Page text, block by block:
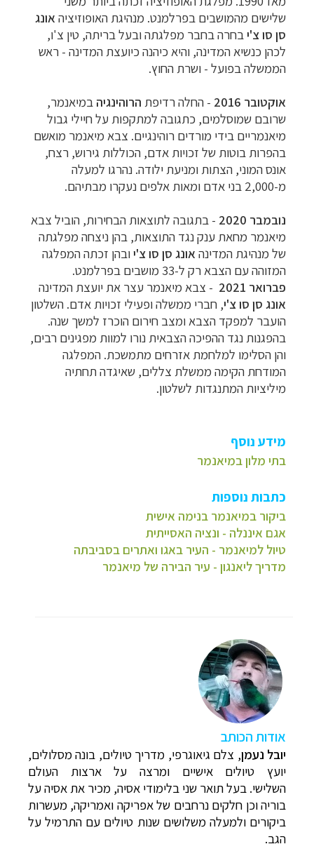
שלישים מהמושבים בפרלמנט. מנהיגת האופוזיציה אונג
סן סו צ'י בחרה בחבר מפלגתה ובעל בריתה, טין צ'ו,
לכהן כנשיא המדינה, והיא כיהנה כיועצת המדינה - ראש
הממשלה בפועל - ושרת החוץ.
אוקטובר 2016
- החלה רדיפת הרוהינגיה במיאנמר,
שרובם שמוסלמים, כתגובה למתקפות על חיילי גבול
מיאנמריים בידי מורדים רוהינגיים. צבא מיאנמר מואשם
בהפרות בוטות של זכויות אדם, הכוללות גירוש, רצח,
אונס המוני, הצתות ומניעת ילודה. נהרגו למעלה
מ-2,000 בני אדם ומאות אלפים נעקרו מבתיהם.
נובמבר 2020
- בתגובה לתוצאות הבחירות, הוביל צבא
מיאנמר מחאת ענק נגד התוצאות, בהן ניצחה מפלגתה
של מנהיגת המדינה אונג סן סו צ'יובהן זכתה המפלגה
המזוהה עם הצבא רק ל-33 מושבים בפרלמנט.
פברואר 2021
- צבא מיאנמר עצר את יועצת המדינה
אונג סן סו צ'י, חברי ממשלה ופעילי זכויות אדם. השלטון
הועבר למפקד הצבא ומצב חירום הוכרז למשך שנה.
בהפגנות נגד ההפיכה הצבאית נורו למוות מפגינים רבים,
והן הסלימו למלחמת אזרחים מתמשכת. המפלגה
המודחת הקימה ממשלת צללים, שאיגדה תחתיה
מיליציות המתנגדות לשלטון.
מידע נוסף
בתי מלון במיאנמר
כתבות נוספות
ביקור במיאנמר בנימה אישית
אגם איננלה - ונציה האסייתית
טיול למיאנמר - העיר באגו ואתרים בסביבתה
מדריך ליאנגון - עיר הבירה של מיאנמר
אודות הכותב
יובל נעמן, צלם גיאוגרפי, מדריך טיולים, בונה מסלולים,
יועץ טיולים אישיים ומרצה על ארצות העולם
השלישי. בעל תואר שני בלימודי אסיה, מכיר את אסיה על
בוריה וכן חלקים נרחבים של אפריקה ואמריקה, מעשרות
ביקורים ולמעלה משלושים שנות טיולים עם התרמיל על
הגב.